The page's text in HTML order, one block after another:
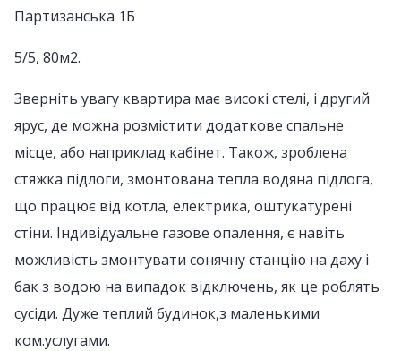
Партизанська 1Б
5/5, 80м2.
Зверніть увагу квартира має високі стелі, і другий
ярус, де можна розмістити додаткове спальне
місце, або наприклад кабінет. Також, зроблена
стяжка підлоги, змонтована тепла водяна підлога,
що працює від котла, електрика, оштукатурені
стіни. Індивідуальне газове опалення, є навіть
можливість змонтувати сонячну станцію на даху і
бак з водою на випадок відключень, як це роблять
сусіди. Дуже теплий будинок,з маленькими
ком.услугами.